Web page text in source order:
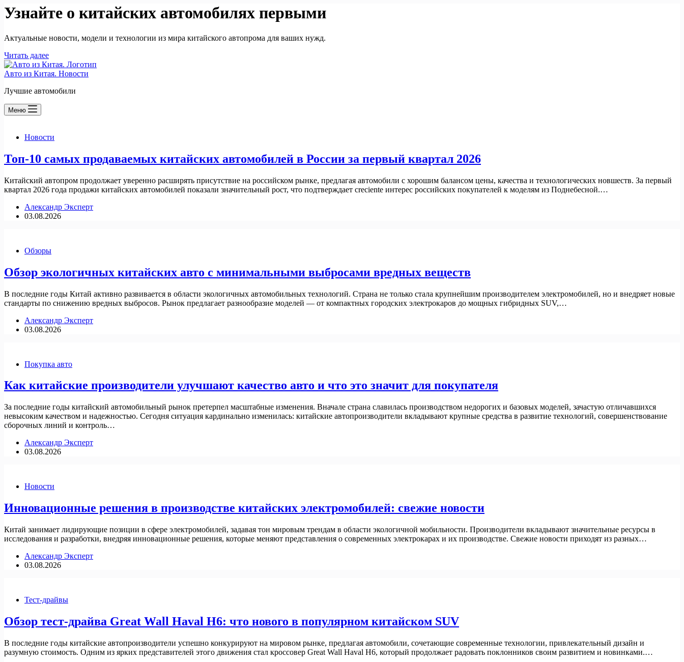
Узнайте о китайских автомобилях первыми
Актуальные новости, модели и технологии из мира китайского автопрома для ваших нужд.
Читать далее
Авто из Китая. Новости
Лучшие автомобили
Меню
Новости
Топ-10 самых продаваемых китайских автомобилей в России за первый квартал 2026
Китайский автопром продолжает уверенно расширять присутствие на российском рынке, предлагая автомобили с хорошим балансом цены, качества и технологических новшеств. За первый
квартал 2026 года продажи китайских автомобилей показали значительный рост, что подтверждает creciente интерес российских покупателей к моделям из Поднебесной.…
Александр Эксперт
03.08.2026
Обзоры
Обзор экологичных китайских авто с минимальными выбросами вредных веществ
В последние годы Китай активно развивается в области экологичных автомобильных технологий. Страна не только стала крупнейшим производителем электромобилей, но и внедряет новые
стандарты по снижению вредных выбросов. Рынок предлагает разнообразие моделей — от компактных городских электрокаров до мощных гибридных SUV,…
Александр Эксперт
03.08.2026
Покупка авто
Как китайские производители улучшают качество авто и что это значит для покупателя
За последние годы китайский автомобильный рынок претерпел масштабные изменения. Вначале страна славилась производством недорогих и базовых моделей, зачастую отличавшихся
невысоким качеством и надежностью. Сегодня ситуация кардинально изменилась: китайские автопроизводители вкладывают крупные средства в развитие технологий, совершенствование
сборочных линий и контроль…
Александр Эксперт
03.08.2026
Новости
Инновационные решения в производстве китайских электромобилей: свежие новости
Китай занимает лидирующие позиции в сфере электромобилей, задавая тон мировым трендам в области экологичной мобильности. Производители вкладывают значительные ресурсы в
исследования и разработки, внедряя инновационные решения, которые меняют представления о современных электрокарах и их производстве. Свежие новости приходят из разных…
Александр Эксперт
03.08.2026
Тест-драйвы
Обзор тест-драйва Great Wall Haval H6: что нового в популярном китайском SUV
В последние годы китайские автопроизводители успешно конкурируют на мировом рынке, предлагая автомобили, сочетающие современные технологии, привлекательный дизайн и
разумную стоимость. Одним из ярких представителей этого движения стал кроссовер Great Wall Haval H6, который продолжает радовать поклонников своим развитием и новинками.…